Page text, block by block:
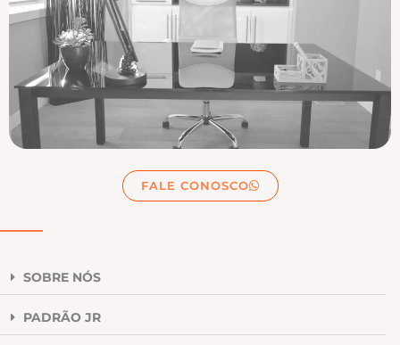
FALE CONOSCO
SOBRE NÓS
PADRÃO JR